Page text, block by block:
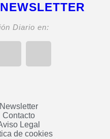
NEWSLETTER
Diario en:
Newsletter
Contacto
Legal
de cookies